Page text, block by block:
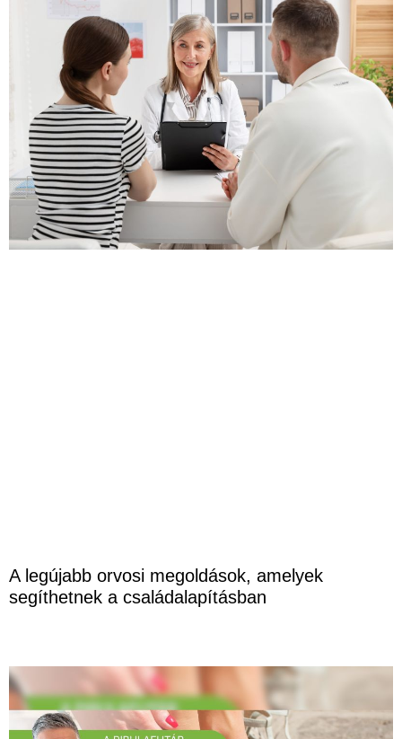
A legújabb orvosi megoldások, amelyek
segíthetnek a családalapításban